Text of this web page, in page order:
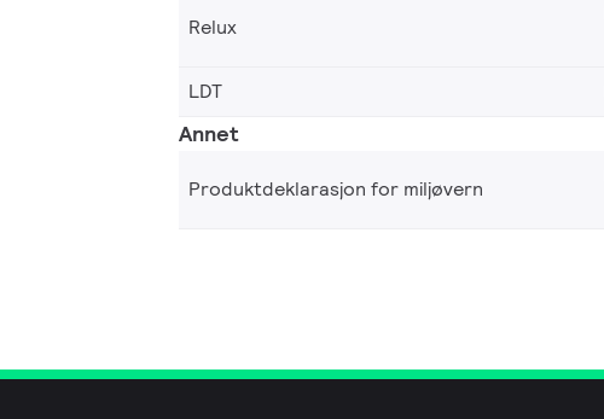
Relux
LDT
Annet
Produktdeklarasjon for miljøvern